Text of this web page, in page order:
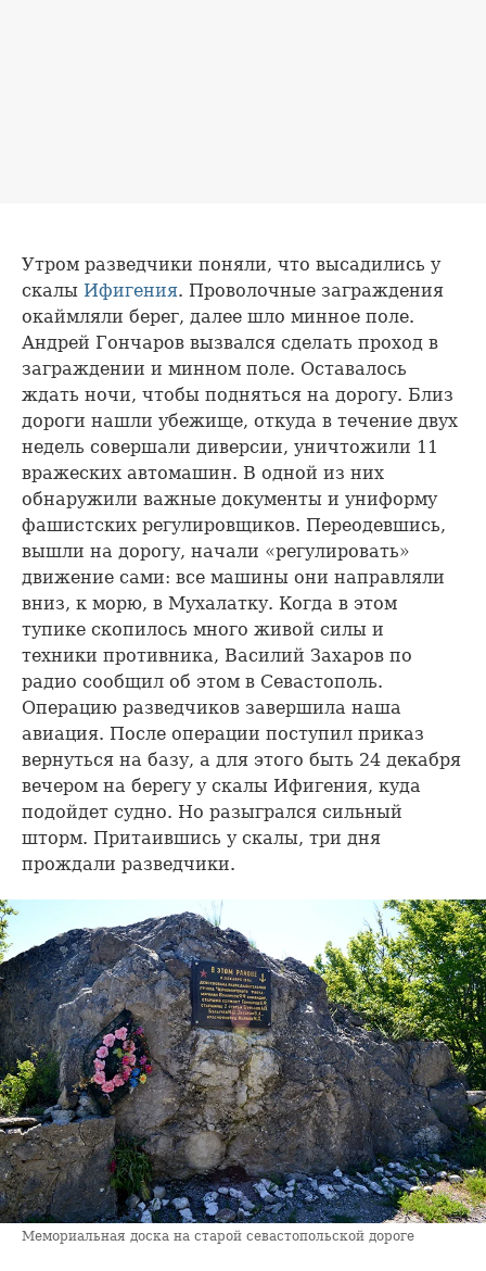
Утром разведчики поняли, что высадились у
скалы Ифигения. Проволочные заграждения
окаймляли берег, далее шло минное поле.
Андрей Гончаров вызвался сделать проход в
заграждении и минном поле. Оставалось
ждать ночи, чтобы подняться на дорогу. Близ
дороги нашли убежище, откуда в течение двух
недель совершали диверсии, уничтожили 11
вражеских автомашин. В одной из них
обнаружили важные документы и униформу
фашистских регулировщиков. Переодевшись,
вышли на дорогу, начали «регулировать»
движение сами: все машины они направляли
вниз, к морю, в Мухалатку. Когда в этом
тупике скопилось много живой силы и
техники противника, Василий Захаров по
радио сообщил об этом в Севастополь.
Операцию разведчиков завершила наша
авиация. После операции поступил приказ
вернуться на базу, а для этого быть 24 декабря
вечером на берегу у скалы Ифигения, куда
подойдет судно. Но разыгрался сильный
шторм. Притаившись у скалы, три дня
прождали разведчики.
Мемориальная доска на старой севастопольской дороге